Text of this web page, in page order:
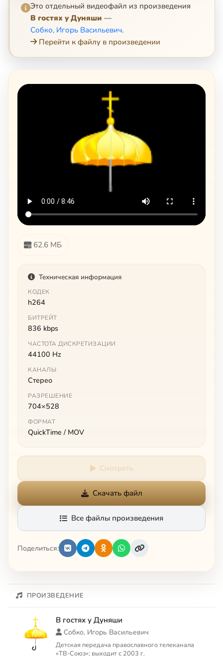
Это отдельный видеофайл из произведения
В гостях у Дуняши —
Собко, Игорь Васильевич.
Перейти к файлу в произведении
62.6 МБ
Техническая информация
КОДЕК
h264
БИТРЕЙТ
836 kbps
ЧАСТОТА ДИСКРЕТИЗАЦИИ
44100 Hz
КАНАЛЫ
Стерео
РАЗРЕШЕНИЕ
704×528
ФОРМАТ
QuickTime / MOV
Смотреть
Скачать файл
Все файлы произведения
Поделиться:
ПРОИЗВЕДЕНИЕ
В гостях у Дуняши
Собко, Игорь Васильевич
Детская передача православного телеканала
«ТВ-Союз»; выходит с 2003 г.